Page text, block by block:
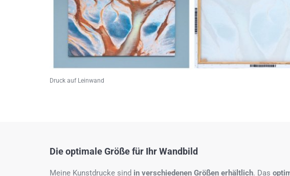
Druck auf Leinwand
Die optimale Größe für Ihr Wandbild
Meine Kunstdrucke sind in verschiedenen Größen erhältlich. Das